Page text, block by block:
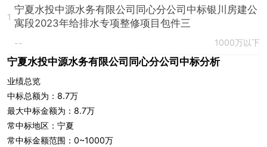
1
宁夏水投中源水务有限公司同心分公司中标银川房建公
寓段2023年给排水专项整修项目包件三
-- 1000万以下
宁夏水投中源水务有限公司同心分公司中标分析
业绩总览
中标总额为：8.7万
最大中标金额为：8.7万
常中标地区：宁夏
常中标金额范围：0~1000万